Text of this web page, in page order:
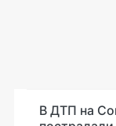
В ДТП на